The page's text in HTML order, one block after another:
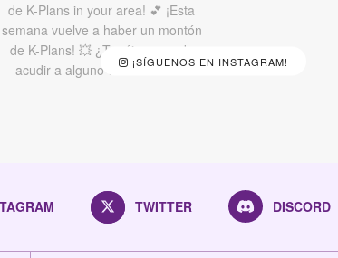
¡SÍGUENOS EN INSTAGRAM!
TWITTER DISCORD